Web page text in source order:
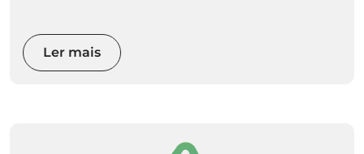
Ler mais